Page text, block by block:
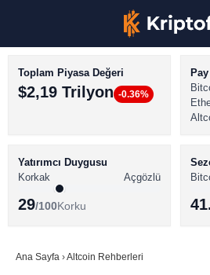
BİTCOİN HABERLERİ
ALTCOİN HABERLERİ
SÖZLÜK
Toplam Piyasa Değeri
$2,19 Trilyon -0.36%
Yatırımcı Duygusu
Korkak
Açgözlü
29/100Korku
Ana Sayfa ›Altcoin Rehberleri